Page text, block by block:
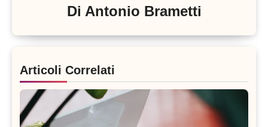
Di Antonio Brametti
Articoli Correlati